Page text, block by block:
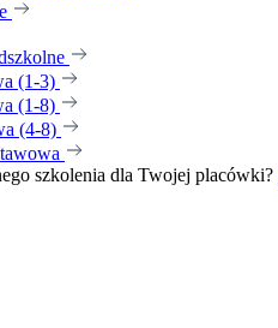
(1-3)
(1-8)
(4-8)
szkolenia dla Twojej placówki?